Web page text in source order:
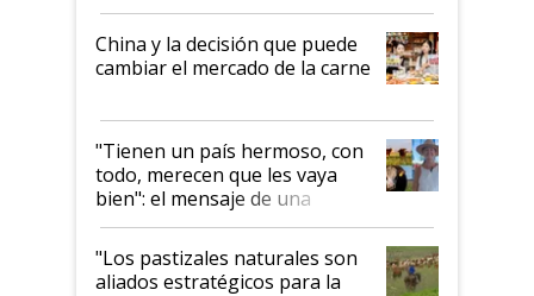
China y la decisión que puede
cambiar el mercado de la carne
"Tienen un país hermoso, con
todo, merecen que les vaya
bien": el mensaje de una
ganadera uruguaya sobre las
oportunidades que se abren
para el agro en Argentina, con
"Los pastizales naturales son
aliados estratégicos para la